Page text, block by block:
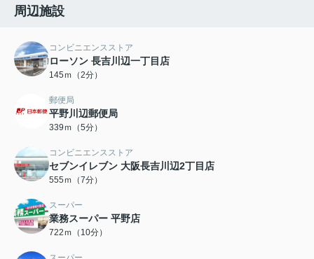
周辺施設
コンビニエンスストア
ローソン 長吉川辺一丁目店
145ｍ（2分）
郵便局
平野川辺郵便局
339ｍ（5分）
コンビニエンスストア
セブンイレブン 大阪長吉川辺2丁目店
555ｍ（7分）
スーパー
業務スーパー 平野店
722ｍ（10分）